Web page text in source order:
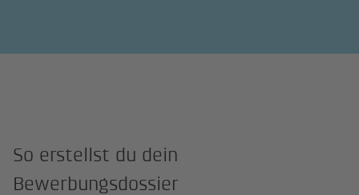
So erstellst du dein
Bewerbungsdossier